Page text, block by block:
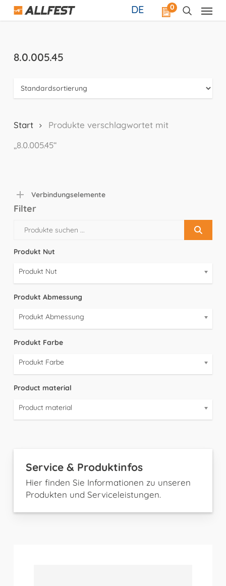
Skip
0
DE
8.0.005.45
Start
Produkte verschlagwortet mit
„8.0.005.45“
Verbindungselemente
Filter
Produkt Nut
Produkt Nut
Produkt Abmessung
Produkt Abmessung
Produkt Farbe
Produkt Farbe
Product material
Product material
Service & Produktinfos
Hier finden Sie Informationen zu unseren
Produkten und Serviceleistungen.